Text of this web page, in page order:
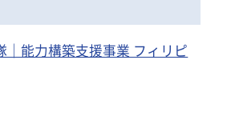
｜能力構築支援事業 フィリピ